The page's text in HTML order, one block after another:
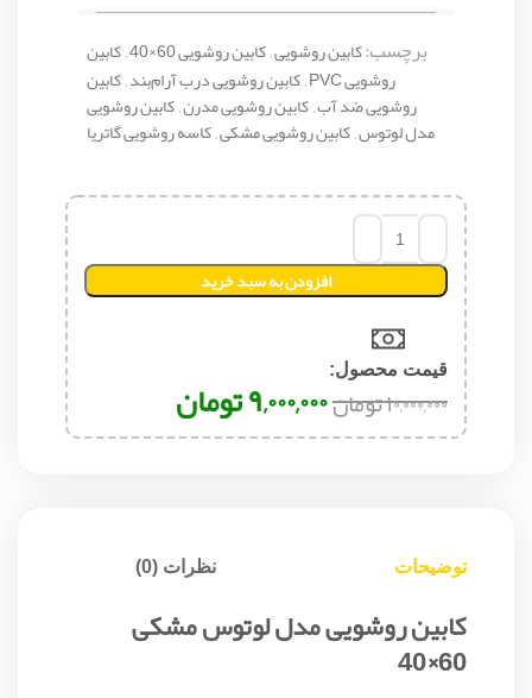
برچسب:کابین روشویی,کابین روشویی 60×40 ,کابین
روشویی PVC
,کابین روشویی درب آرام‌بند,کابین
روشویی ضد آب,کابین روشویی مدرن,کابین روشویی
مدل لوتوس,کابین روشویی مشکی,کاسه روشویی گاتریا
افزودن به سبد خرید
قیمت محصول:​
۱۰,۰۰۰,۰۰۰تومان۹,۰۰۰,۰۰۰تومان
توضیحات نظرات (0)
کابین روشویی مدل لوتوس مشکی
60×40